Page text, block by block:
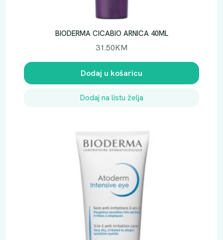
BIODERMA CICABIO ARNICA 40ML
31.50KM
Dodaj u košaricu
Dodaj na listu želja